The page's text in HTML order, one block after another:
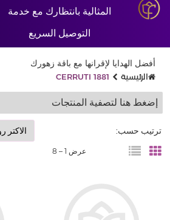
المثالية بانتظارك مع خدمة
التوصيل السريع
أفضل الهدايا لإقرانها مع باقة زهورك
الرئيسية CERRUTI 1881
إضغط هنا لتصفية المنتجات
عرض 1 – 8
ترتيب حسب: